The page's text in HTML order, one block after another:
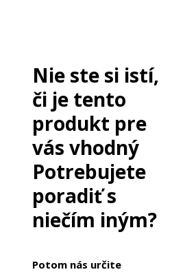
Nie ste si istí,
či je tento
produkt pre
vás vhodný
Potrebujete
poradiť s
niečím iným?
Potom nás určite